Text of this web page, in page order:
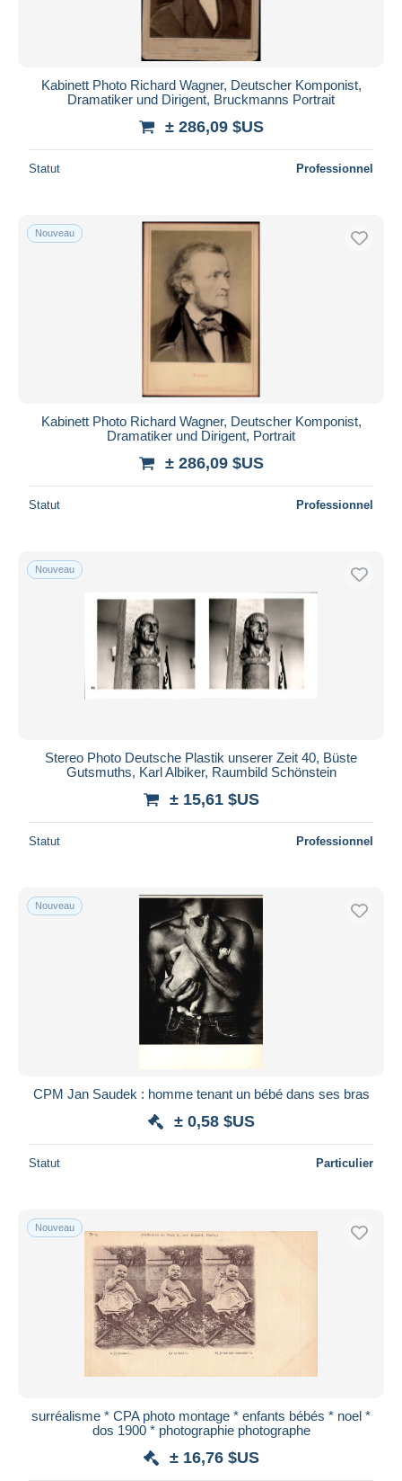
Kabinett Photo Richard Wagner, Deutscher Komponist,
Dramatiker und Dirigent, Bruckmanns Portrait
± 286,09 $US
Statut Professionnel
Nouveau
Kabinett Photo Richard Wagner, Deutscher Komponist,
Dramatiker und Dirigent, Portrait
± 286,09 $US
Statut Professionnel
Nouveau
Stereo Photo Deutsche Plastik unserer Zeit 40, Büste
Gutsmuths, Karl Albiker, Raumbild Schönstein
± 15,61 $US
Statut Professionnel
Nouveau
CPM Jan Saudek : homme tenant un bébé dans ses bras
± 0,58 $US
Statut Particulier
Nouveau
surréalisme * CPA photo montage * enfants bébés * noel *
dos 1900 * photographie photographe
± 16,76 $US